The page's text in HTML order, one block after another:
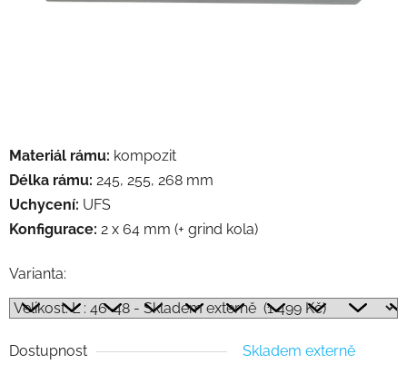
Materiál rámu: kompozit
Délka rámu: 245, 255, 268 mm
Uchycení: UFS
Konfigurace: 2 x 64 mm (+ grind kola)
Varianta:
Dostupnost Skladem externě